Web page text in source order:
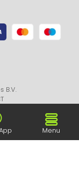
B.V.
Menu